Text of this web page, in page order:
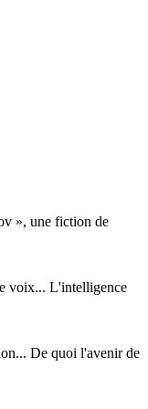
», une fiction de
voix... L'intelligence
De quoi l'avenir de